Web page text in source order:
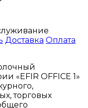
Доставка Оплата
«EFIR OFFICE 1»
торговых